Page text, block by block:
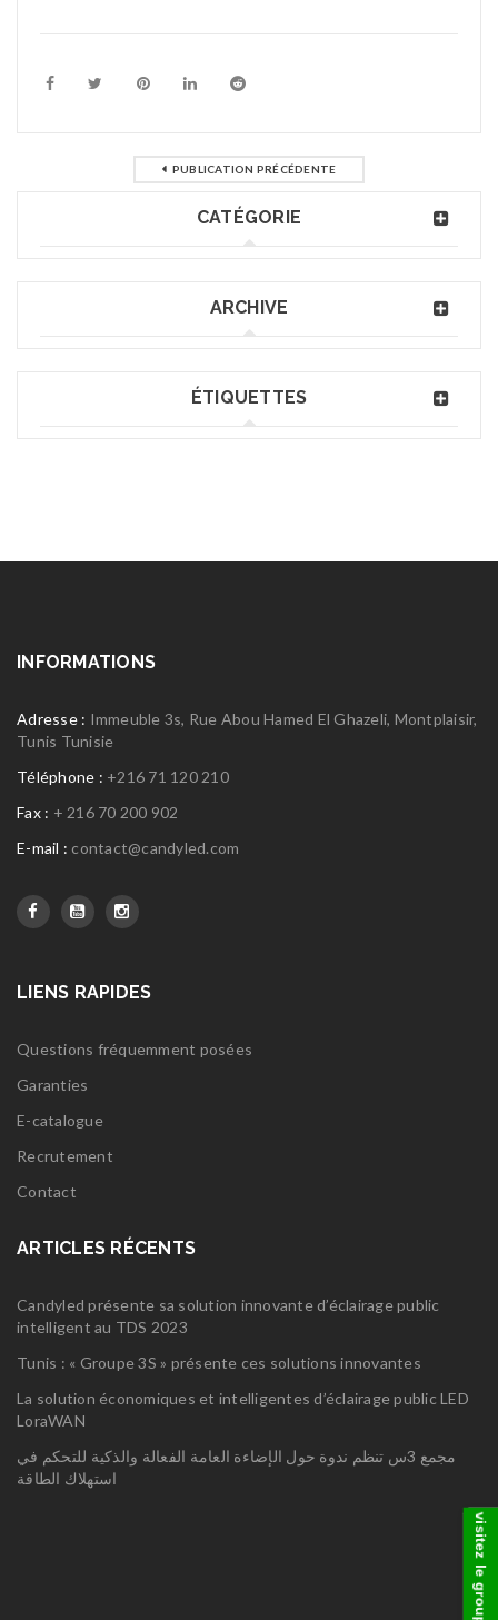
PUBLICATION PRÉCÉDENTE
CATÉGORIE
ARCHIVE
ÉTIQUETTES
INFORMATIONS
Adresse : Immeuble 3s, Rue Abou Hamed El Ghazeli, Montplaisir,
Tunis Tunisie
Téléphone : +216 71 120 210
Fax : + 216 70 200 902
E-mail : contact@candyled.com
LIENS RAPIDES
Questions fréquemment posées
Garanties
E-catalogue
Recrutement
Contact
ARTICLES RÉCENTS
Candyled présente sa solution innovante d’éclairage public
intelligent au TDS 2023
Tunis : « Groupe 3S » présente ces solutions innovantes
La solution économiques et intelligentes d’éclairage public LED
LoraWAN
مجمع 3س تنظم ندوة حول الإضاءة العامة الفعالة والذكية للتحكم في
استهلاك الطاقة
visitez le groupe